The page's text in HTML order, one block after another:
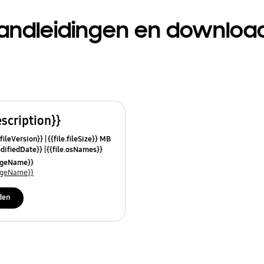
en
{{file.fileSize}} MB
{{file.osNames}}